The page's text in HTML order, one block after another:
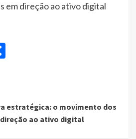
em direção ao ativo digital
estratégica: o movimento dos
ao ativo digital